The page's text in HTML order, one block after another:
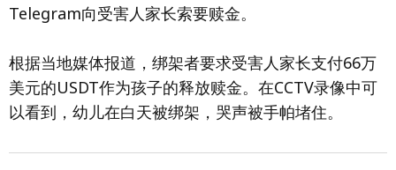
Telegram向受害人家长索要赎金。
根据当地媒体报道，绑架者要求受害人家长支付66万
美元的USDT作为孩子的释放赎金。在CCTV录像中可
以看到，幼儿在白天被绑架，哭声被手帕堵住。